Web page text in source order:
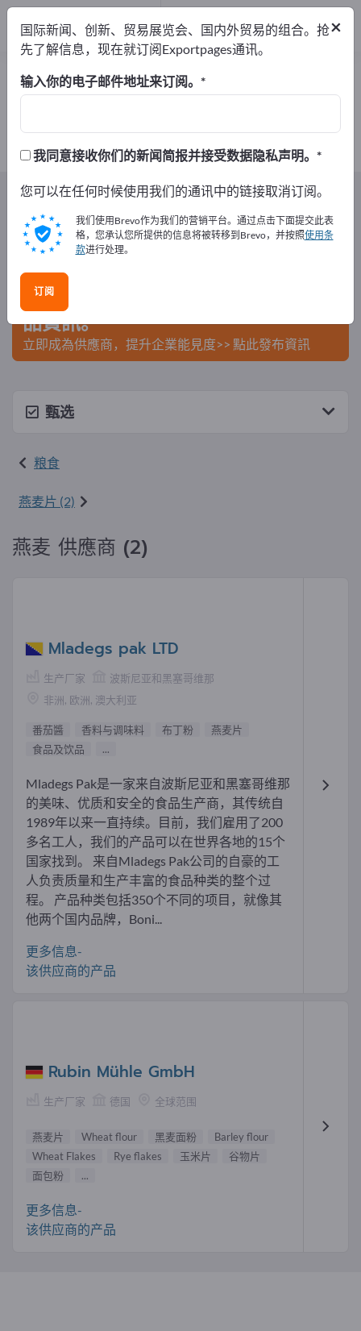
燕麦 – 查找制造商和供应商
2 2
出口商2
制造商2
Exportpages 食品及饮品 粮食 燕麦
在Exportpages免費刊登廣告！
在Exportpages上發布您的公司與產
品資訊。
立即成為供應商，提升企業能見度>> 點此發布資訊
甄选
粮食
燕麦片 (2)
燕麦 供應商 (2)
Mladegs pak LTD
生产厂家
波斯尼亚和黑塞哥维那
非洲, 欧洲, 澳大利亚
番茄醬 香料与调味料 布丁粉
燕麦片
食品及饮品
...
Mladegs Pak是一家来自波斯尼亚和黑塞哥维那
的美味、优质和安全的食品生产商，其传统自
1989年以来一直持续。目前，我们雇用了200
多名工人，我们的产品可以在世界各地的15个
国家找到。 来自Mladegs Pak公司的自豪的工
人负责质量和生产丰富的食品种类的整个过
程。 产品种类包括350个不同的项目，就像其
他两个国内品牌，Boni...
更多信息-
该供应商的产品
Rubin Mühle GmbH
生产厂家 德国 全球范围
燕麦片 Wheat flour 黑麦面粉
Barley flour
Wheat Flakes
Rye flakes 玉米片
谷物片
面包粉
...
更多信息-
该供应商的产品
×
国际新闻、创新、贸易展览会、国内外贸易的组合。抢
先了解信息，现在就订阅Exportpages通讯。
输入你的电子邮件地址来订阅。
我同意接收你们的新闻简报并接受数据隐私声明。
您可以在任何时候使用我们的通讯中的链接取消订阅。
我们使用Brevo作为我们的营销平台。通过点击下面提交此表
格，您承认您所提供的信息将被转移到Brevo，并按照使用条
款进行处理。
订阅